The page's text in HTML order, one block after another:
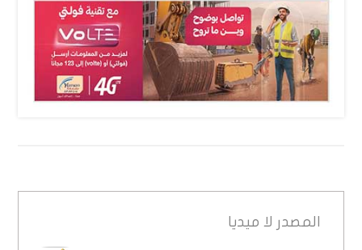
المصدر لا ميديا